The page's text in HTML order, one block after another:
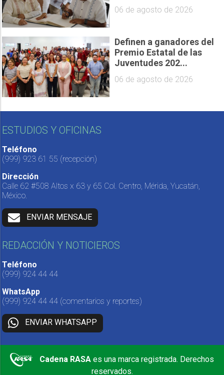
06 de agosto de 2026
Definen a ganadores del
Premio Estatal de las
Juventudes 202...
06 de agosto de 2026
ESTUDIOS Y OFICINAS
Teléfono
(999) 923 61 55 (recepción)
Dirección
Calle 62 #508 Altos x 63 y 65 Col. Centro, Mérida, Yucatán,
México.
ENVIAR MENSAJE
REDACCIÓN Y NOTICIEROS
Teléfono
(999) 924 44 44
WhatsApp
(999) 924 44 44 (comentarios y reportes)
ENVIAR WHATSAPP
Cadena RASA es una marca registrada. Derechos
reservados.